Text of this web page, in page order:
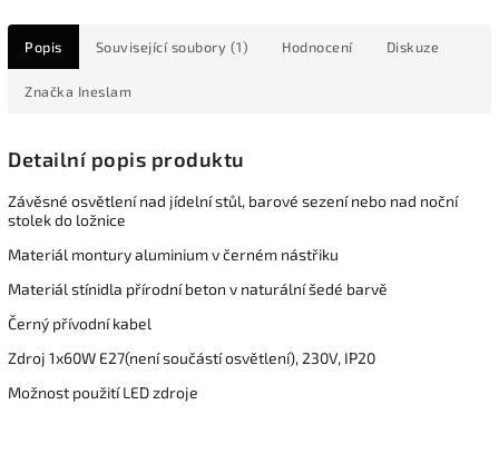
Popis Související soubory (1) Hodnocení Diskuze
Značka Ineslam
Detailní popis produktu
Závěsné osvětlení nad jídelní stůl, barové sezení nebo nad noční
stolek do ložnice
Materiál montury aluminium v černém nástřiku
Materiál stínidla přírodní beton v naturální šedé barvě
Černý přívodní kabel
Zdroj 1x60W E27(není součástí osvětlení), 230V, IP20
Možnost použití LED zdroje